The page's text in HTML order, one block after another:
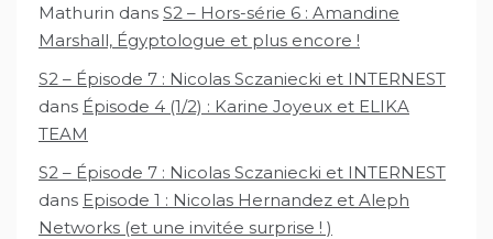
Mathurin dans S2 – Hors-série 6 : Amandine
Marshall, Égyptologue et plus encore !
S2 – Épisode 7 : Nicolas Sczaniecki et INTERNEST
dans Épisode 4 (1/2) : Karine Joyeux et ELIKA
TEAM
S2 – Épisode 7 : Nicolas Sczaniecki et INTERNEST
dans Episode 1 : Nicolas Hernandez et Aleph
Networks (et une invitée surprise ! )